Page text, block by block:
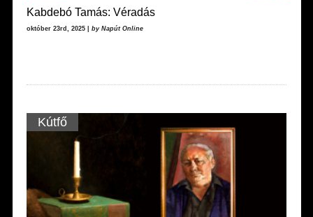
Kabdebó Tamás: Véradás
október 23rd, 2025 | by Napút Online
Kútfő